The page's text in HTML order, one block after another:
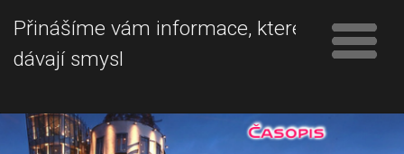
Přinášíme vám informace, které
dávají smysl